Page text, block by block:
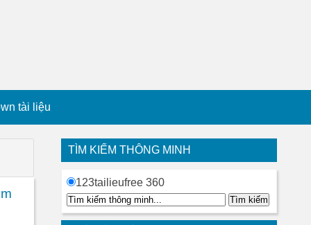
tài liệu
TÌM KIẾM THÔNG MINH
123tailieufree 360